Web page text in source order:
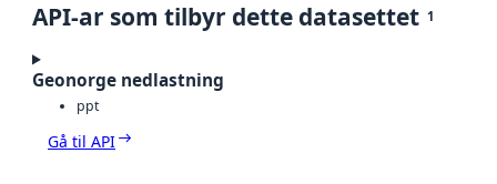
API-ar som tilbyr dette datasettet 1
Geonorge nedlastning
ppt
Gå til API